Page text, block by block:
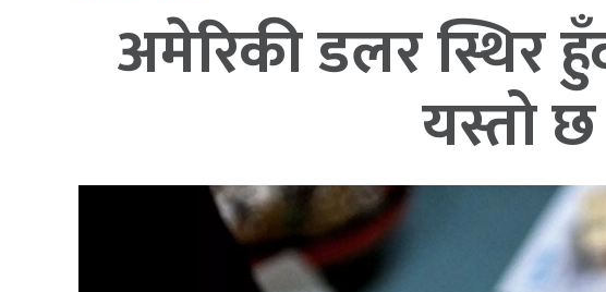
अमेरिकी डलर स्थिर
यस्तो